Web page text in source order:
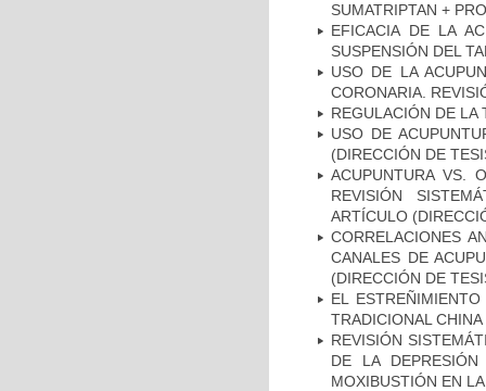
SUMATRIPTAN +
EFICACIA DE LA
SUSPENSIÓN DEL
USO DE LA
CORONARIA.
REGULACIÓN DE LA
USO DE
(DIRECCIÓN DE
ACUPUNTURA VS.
REVISIÓN
ARTÍCULO
CORRELACIONES
CANALES DE
(DIRECCIÓN DE
EL
TRADICIONAL
REVISIÓN
DE LA
MOXIBUSTIÓN EN